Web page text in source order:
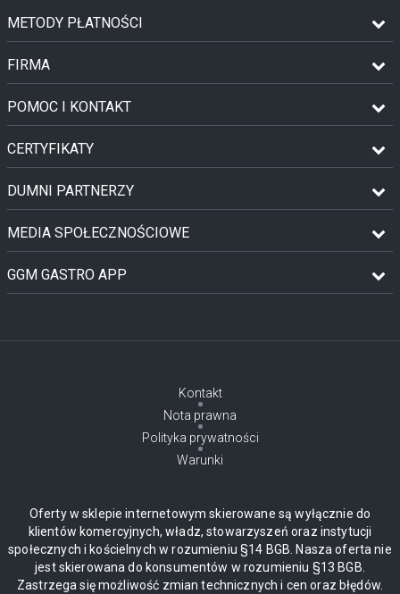
METODY PŁATNOŚCI
FIRMA
POMOC I KONTAKT
CERTYFIKATY
DUMNI PARTNERZY
MEDIA SPOŁECZNOŚCIOWE
GGM GASTRO APP
Kontakt
Nota prawna
Polityka prywatności
Warunki
Oferty w sklepie internetowym skierowane są wyłącznie do
klientów komercyjnych, władz, stowarzyszeń oraz instytucji
społecznych i kościelnych w rozumieniu §14 BGB. Nasza oferta nie
jest skierowana do konsumentów w rozumieniu §13 BGB.
Zastrzega się możliwość zmian technicznych i cen oraz błędów.